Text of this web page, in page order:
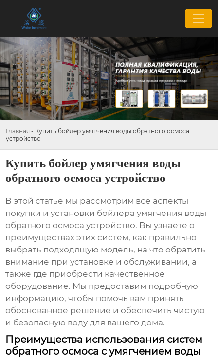
Главная - Купить бойлер умягчения воды обратного осмоса
устройство
Купить бойлер умягчения воды
обратного осмоса устройство
В этой статье мы рассмотрим все аспекты
покупки и установки бойлера умягчения воды
обратного осмоса устройство. Вы узнаете о
преимуществах этих систем, как правильно
выбрать подходящую модель, на что обратить
внимание при установке и обслуживании, а
также где приобрести качественное
оборудование. Мы предоставим подробную
информацию, чтобы помочь вам принять
обоснованное решение и обеспечить чистую
и безопасную воду для вашего дома.
Преимущества использования систем
обратного осмоса с умягчением воды